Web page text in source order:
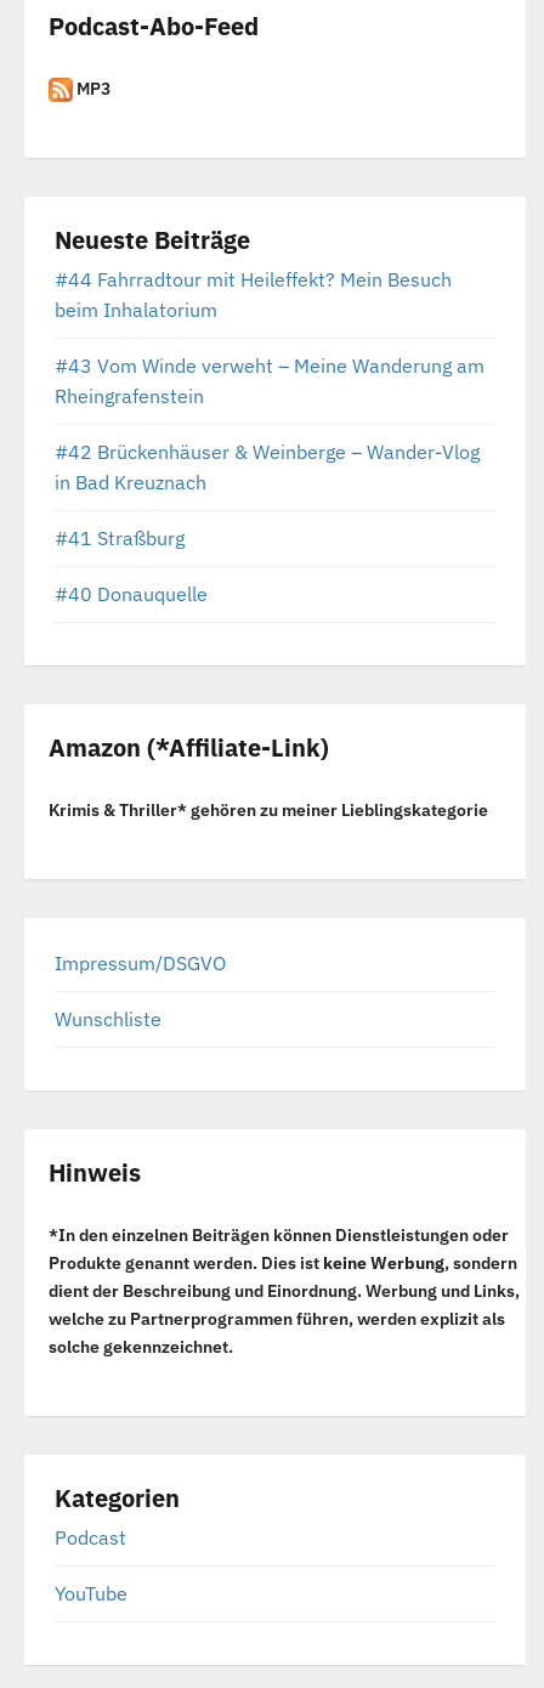
Podcast-Abo-Feed
MP3
Neueste Beiträge
#44 Fahrradtour mit Heileffekt? Mein Besuch
beim Inhalatorium
#43 Vom Winde verweht – Meine Wanderung am
Rheingrafenstein
#42 Brückenhäuser & Weinberge – Wander-Vlog
in Bad Kreuznach
#41 Straßburg
#40 Donauquelle
Amazon (*Affiliate-Link)
Krimis & Thriller* gehören zu meiner Lieblingskategorie
Impressum/DSGVO
Wunschliste
Hinweis
*In den einzelnen Beiträgen können Dienstleistungen oder
Produkte genannt werden. Dies ist keine Werbung, sondern
dient der Beschreibung und Einordnung. Werbung und Links,
welche zu Partnerprogrammen führen, werden explizit als
solche gekennzeichnet.
Kategorien
Podcast
YouTube